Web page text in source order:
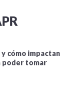
cómo impactan
poder tomar